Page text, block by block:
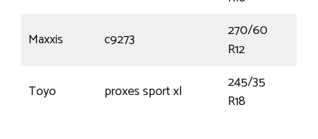
Maxxis c9273
270/60
R12
Toyo proxes sport xl
245/35
R18